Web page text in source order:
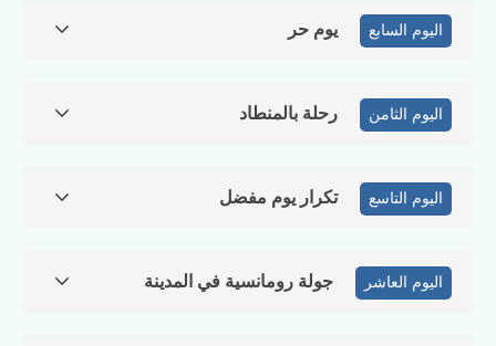
اليوم السابع يوم حر
اليوم الثامن رحلة بالمنطاد
اليوم التاسع تكرار يوم مفضل
اليوم العاشر جولة رومانسية في المدينة